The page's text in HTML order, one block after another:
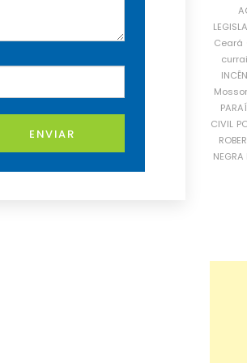
ENVIAR
Ceará
CIVIL
NEGRA